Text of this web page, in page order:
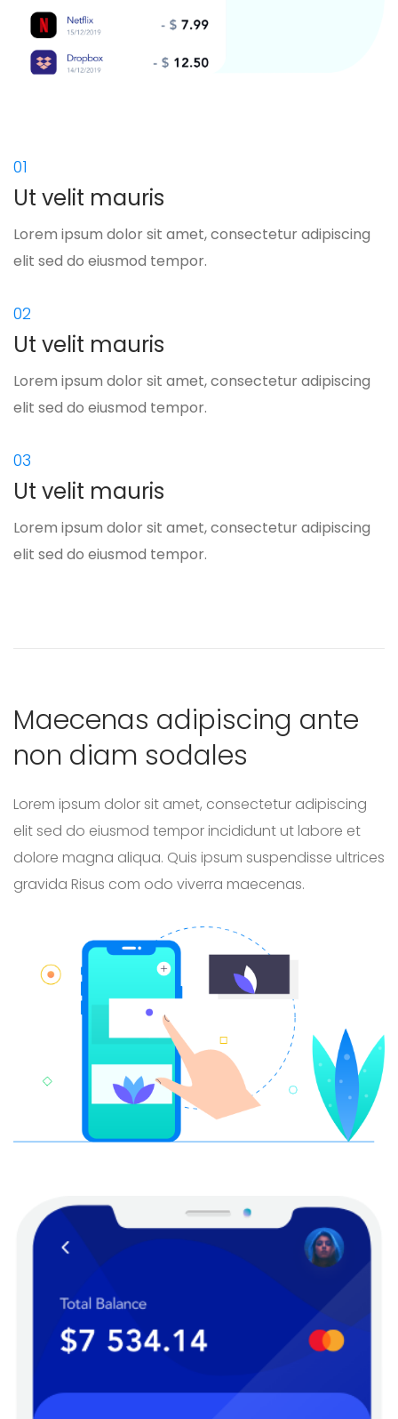
01
Ut velit mauris
Lorem ipsum dolor sit amet, consectetur adipiscing
elit sed do eiusmod tempor.
02
Ut velit mauris
Lorem ipsum dolor sit amet, consectetur adipiscing
elit sed do eiusmod tempor.
03
Ut velit mauris
Lorem ipsum dolor sit amet, consectetur adipiscing
elit sed do eiusmod tempor.
Maecenas adipiscing ante
non diam sodales
Lorem ipsum dolor sit amet, consectetur adipiscing
elit sed do eiusmod tempor incididunt ut labore et
dolore magna aliqua. Quis ipsum suspendisse ultrices
gravida Risus com odo viverra maecenas.